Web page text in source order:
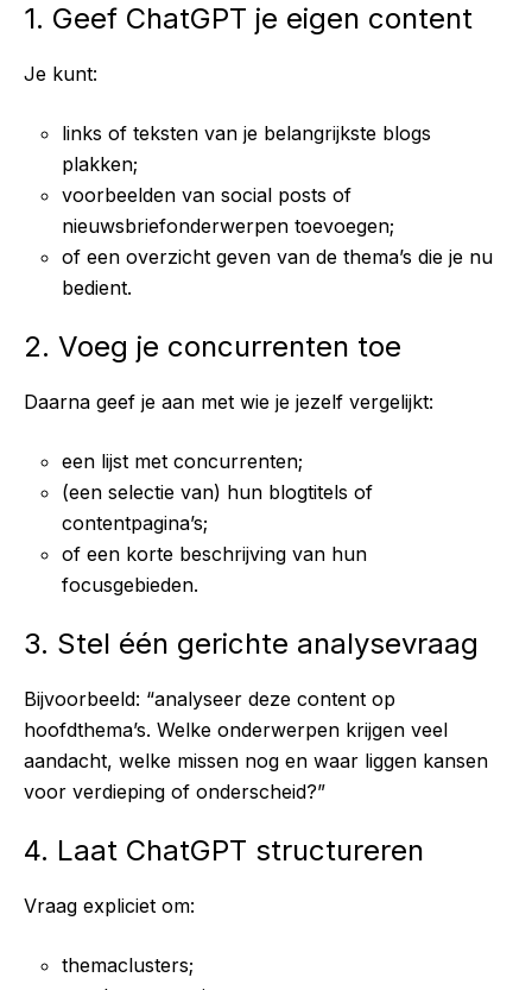
1. Geef ChatGPT je eigen content
Je kunt:
links of teksten van je belangrijkste blogs
plakken;
voorbeelden van social posts of
nieuwsbriefonderwerpen toevoegen;
of een overzicht geven van de thema’s die je nu
bedient.
2. Voeg je concurrenten toe
Daarna geef je aan met wie je jezelf vergelijkt:
een lijst met concurrenten;
(een selectie van) hun blogtitels of
contentpagina’s;
of een korte beschrijving van hun
focusgebieden.
3. Stel één gerichte analysevraag
Bijvoorbeeld: “analyseer deze content op
hoofdthema’s. Welke onderwerpen krijgen veel
aandacht, welke missen nog en waar liggen kansen
voor verdieping of onderscheid?”
4. Laat ChatGPT structureren
Vraag expliciet om:
themaclusters;